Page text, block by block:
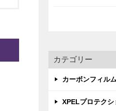
カテゴリー
カーボンフィルム
XPELプロテクシ